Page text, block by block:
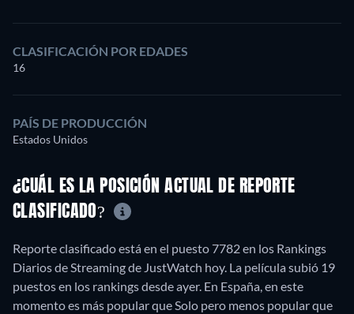
CLASIFICACIÓN POR EDADES
16
PAÍS DE PRODUCCIÓN
Estados Unidos
¿CUÁL ES LA POSICIÓN ACTUAL DE REPORTE
CLASIFICADO?
Reporte clasificado está en el puesto 7782 en los Rankings
Diarios de Streaming de JustWatch hoy. La película subió 19
puestos en los rankings desde ayer. En España, en este
momento es más popular que Solo pero menos popular que